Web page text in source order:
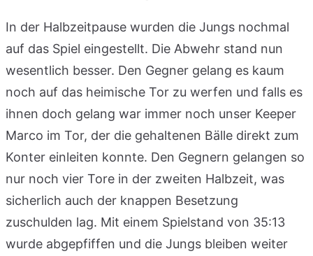
In der Halbzeitpause wurden die Jungs nochmal
auf das Spiel eingestellt. Die Abwehr stand nun
wesentlich besser. Den Gegner gelang es kaum
noch auf das heimische Tor zu werfen und falls es
ihnen doch gelang war immer noch unser Keeper
Marco im Tor, der die gehaltenen Bälle direkt zum
Konter einleiten konnte. Den Gegnern gelangen so
nur noch vier Tore in der zweiten Halbzeit, was
sicherlich auch der knappen Besetzung
zuschulden lag. Mit einem Spielstand von 35:13
wurde abgepfiffen und die Jungs bleiben weiter